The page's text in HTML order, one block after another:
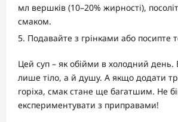
мл вершків (10–20% жирності),
смаком.
Подавайте з грінками або посипте
Цей суп – як обійми в холодний день.
лише тіло, а й душу. А якщо додати
горіха, смак стане ще багатшим. Не
експериментувати з приправами!